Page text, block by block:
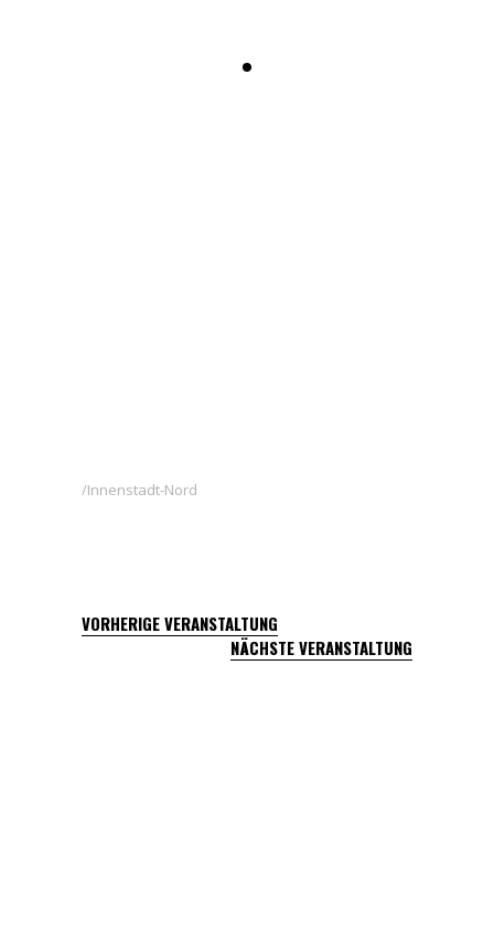
Innenstadt-Nord
VORHERIGE VERANSTALTUNG
NÄCHSTE VERANSTALTUNG